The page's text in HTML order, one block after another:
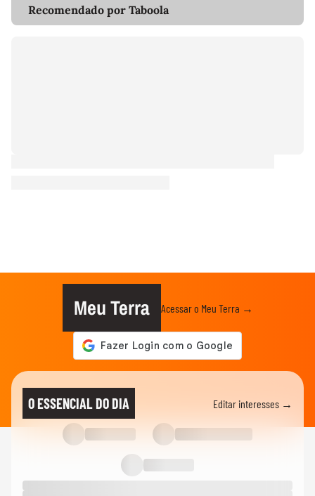
Recomendado por Taboola
Meu Terra Acessar o Meu Terra →
O ESSENCIAL DO DIA Editar interesses →